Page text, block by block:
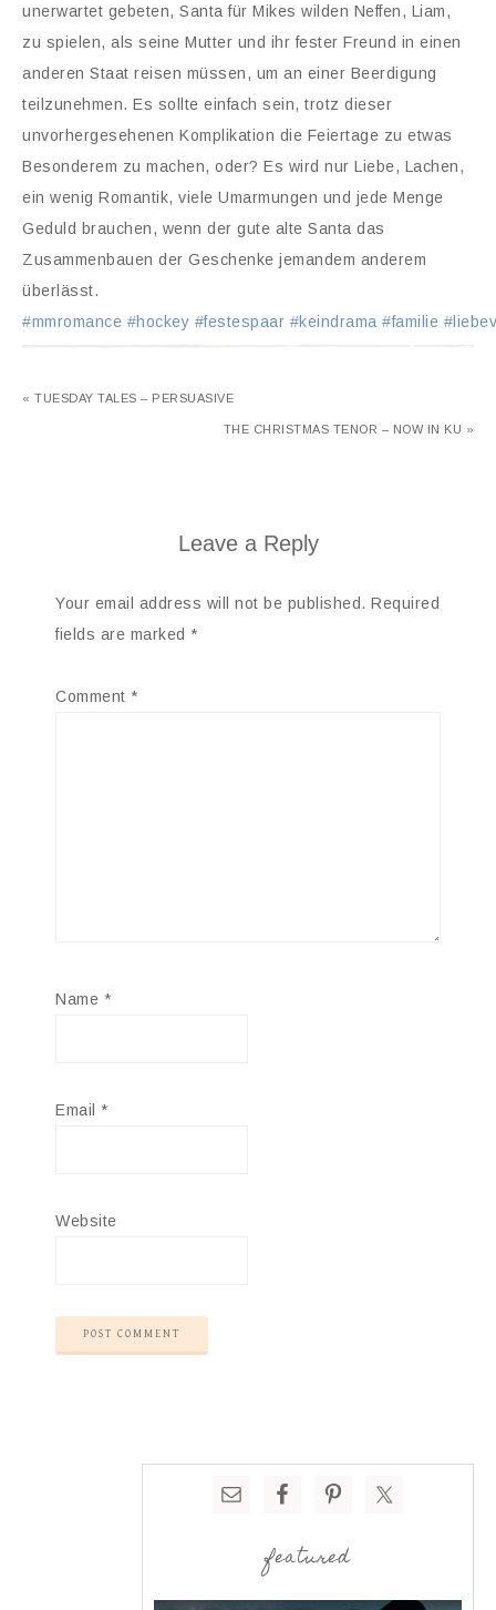
unerwartet gebeten, Santa für Mikes wilden Neffen, Liam,
zu spielen, als seine Mutter und ihr fester Freund in einen
anderen Staat reisen müssen, um an einer Beerdigung
teilzunehmen. Es sollte einfach sein, trotz dieser
unvorhergesehenen Komplikation die Feiertage zu etwas
Besonderem zu machen, oder? Es wird nur Liebe, Lachen,
ein wenig Romantik, viele Umarmungen und jede Menge
Geduld brauchen, wenn der gute alte Santa das
Zusammenbauen der Geschenke jemandem anderem
überlässt.
#mmromance #hockey #festespaar #keindrama #familie
« TUESDAY TALES – PERSUASIVE
THE CHRISTMAS TENOR – NOW IN KU »
Leave a Reply
Your email address will not be published. Required
fields are marked *
Comment *
Name *
Email *
Website
featured